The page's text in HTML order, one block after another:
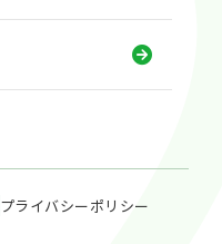
プライバシーポリシー